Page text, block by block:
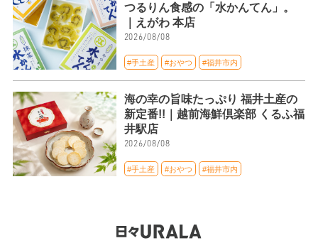
つるりん食感の「水かんてん」。
｜えがわ 本店
2026/08/08
#手土産 #おやつ #福井市内
海の幸の旨味たっぷり 福井土産の
新定番!!｜越前海鮮倶楽部 くるふ福
井駅店
2026/08/08
#手土産 #おやつ #福井市内